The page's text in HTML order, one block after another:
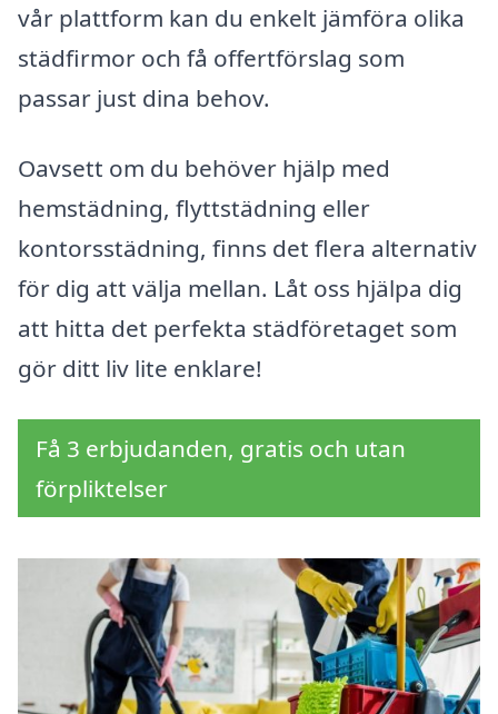
vår plattform kan du enkelt jämföra olika
städfirmor och få offertförslag som
passar just dina behov.
Oavsett om du behöver hjälp med
hemstädning, flyttstädning eller
kontorsstädning, finns det flera alternativ
för dig att välja mellan. Låt oss hjälpa dig
att hitta det perfekta städföretaget som
gör ditt liv lite enklare!
Få 3 erbjudanden, gratis och utan
förpliktelser